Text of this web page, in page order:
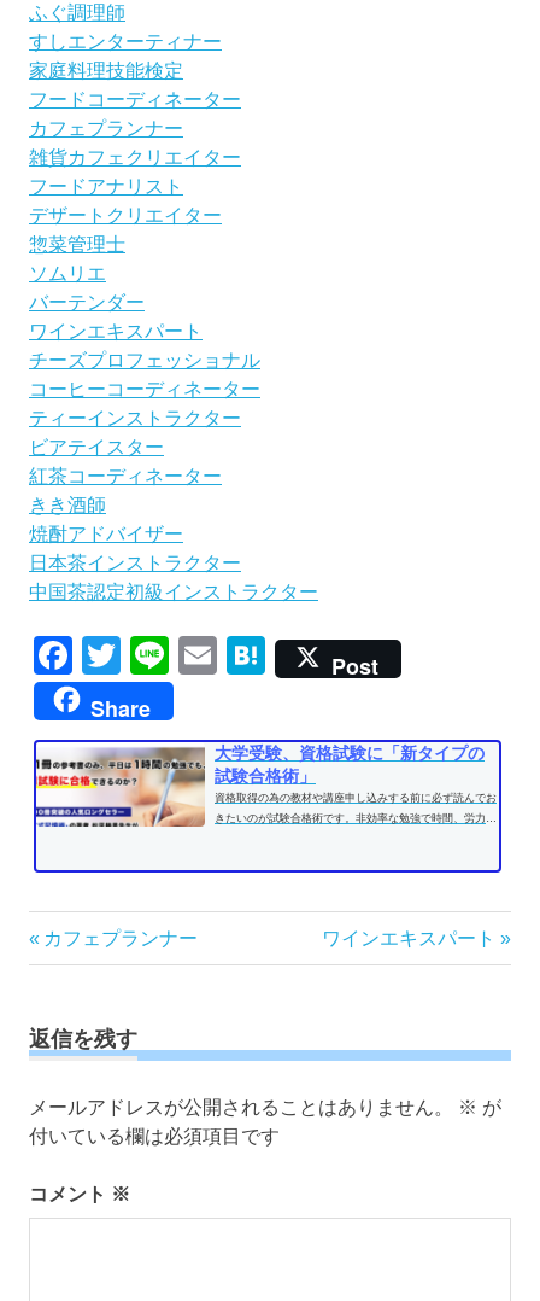
ふぐ調理師
すしエンターティナー
家庭料理技能検定
フードコーディネーター
カフェプランナー
雑貨カフェクリエイター
フードアナリスト
デザートクリエイター
惣菜管理士
ソムリエ
バーテンダー
ワインエキスパート
チーズプロフェッショナル
コーヒーコーディネーター
ティーインストラクター
ビアテイスター
紅茶コーディネーター
きき酒師
焼酎アドバイザー
日本茶インストラクター
中国茶認定初級インストラクター
Facebook
TwitterLineEmailHatena
Post
Share
大学受験、資格試験に「新タイプの
試験合格術」
資格取得の為の教材や講座申し込みする前に必ず読んでお
きたいのが試験合格術です。非効率な勉強で時間、労力を
投
稿
ビ
ゲ
ー
シ
ン
前
の
事:
カフェプランナー
次
の
ワインエキスパート
返信を残す
メールアドレスが公開されることはありません。 ※ が
付いている欄は必須項目です
コメント ※